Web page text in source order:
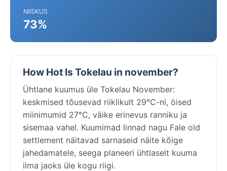
NIISKUS
73%
How Hot Is Tokelau in november?
Ühtlane kuumus üle Tokelau November:
keskmised tõusevad riiklikult 29°C-ni, öised
miinimumid 27°C, väike erinevus ranniku ja
sisemaa vahel. Kuumimad linnad nagu Fale old
settlement näitavad sarnaseid näite kõige
jahedamatele, seega planeeri ühtlaselt kuuma
ilma jaoks üle kogu riigi.